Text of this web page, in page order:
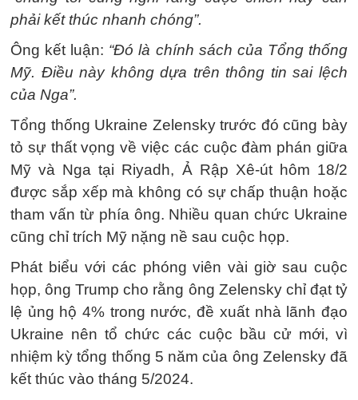
phải kết thúc nhanh chóng”.
Ông kết luận: “Đó là chính sách của Tổng thống
Mỹ. Điều này không dựa trên thông tin sai lệch
của Nga”.
Tổng thống Ukraine Zelensky trước đó cũng bày
tỏ sự thất vọng về việc các cuộc đàm phán giữa
Mỹ và Nga tại Riyadh, Ả Rập Xê-út hôm 18/2
được sắp xếp mà không có sự chấp thuận hoặc
tham vấn từ phía ông. Nhiều quan chức Ukraine
cũng chỉ trích Mỹ nặng nề sau cuộc họp.
Phát biểu với các phóng viên vài giờ sau cuộc
họp, ông Trump cho rằng ông Zelensky chỉ đạt tỷ
lệ ủng hộ 4% trong nước, đề xuất nhà lãnh đạo
Ukraine nên tổ chức các cuộc bầu cử mới, vì
nhiệm kỳ tổng thống 5 năm của ông Zelensky đã
kết thúc vào tháng 5/2024.